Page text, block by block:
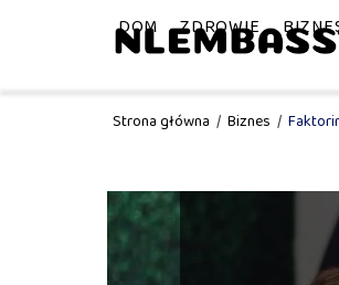
DOM ZDROWIE
Strona główna / Biznes /